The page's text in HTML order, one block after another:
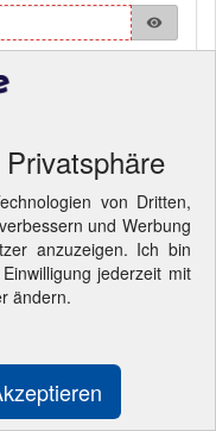
visibility
Pflichtfelder
GmbH - Cookie-
von Dritten,
und Werbung
anzuzeigen. Ich bin
jederzeit mit
ändern.